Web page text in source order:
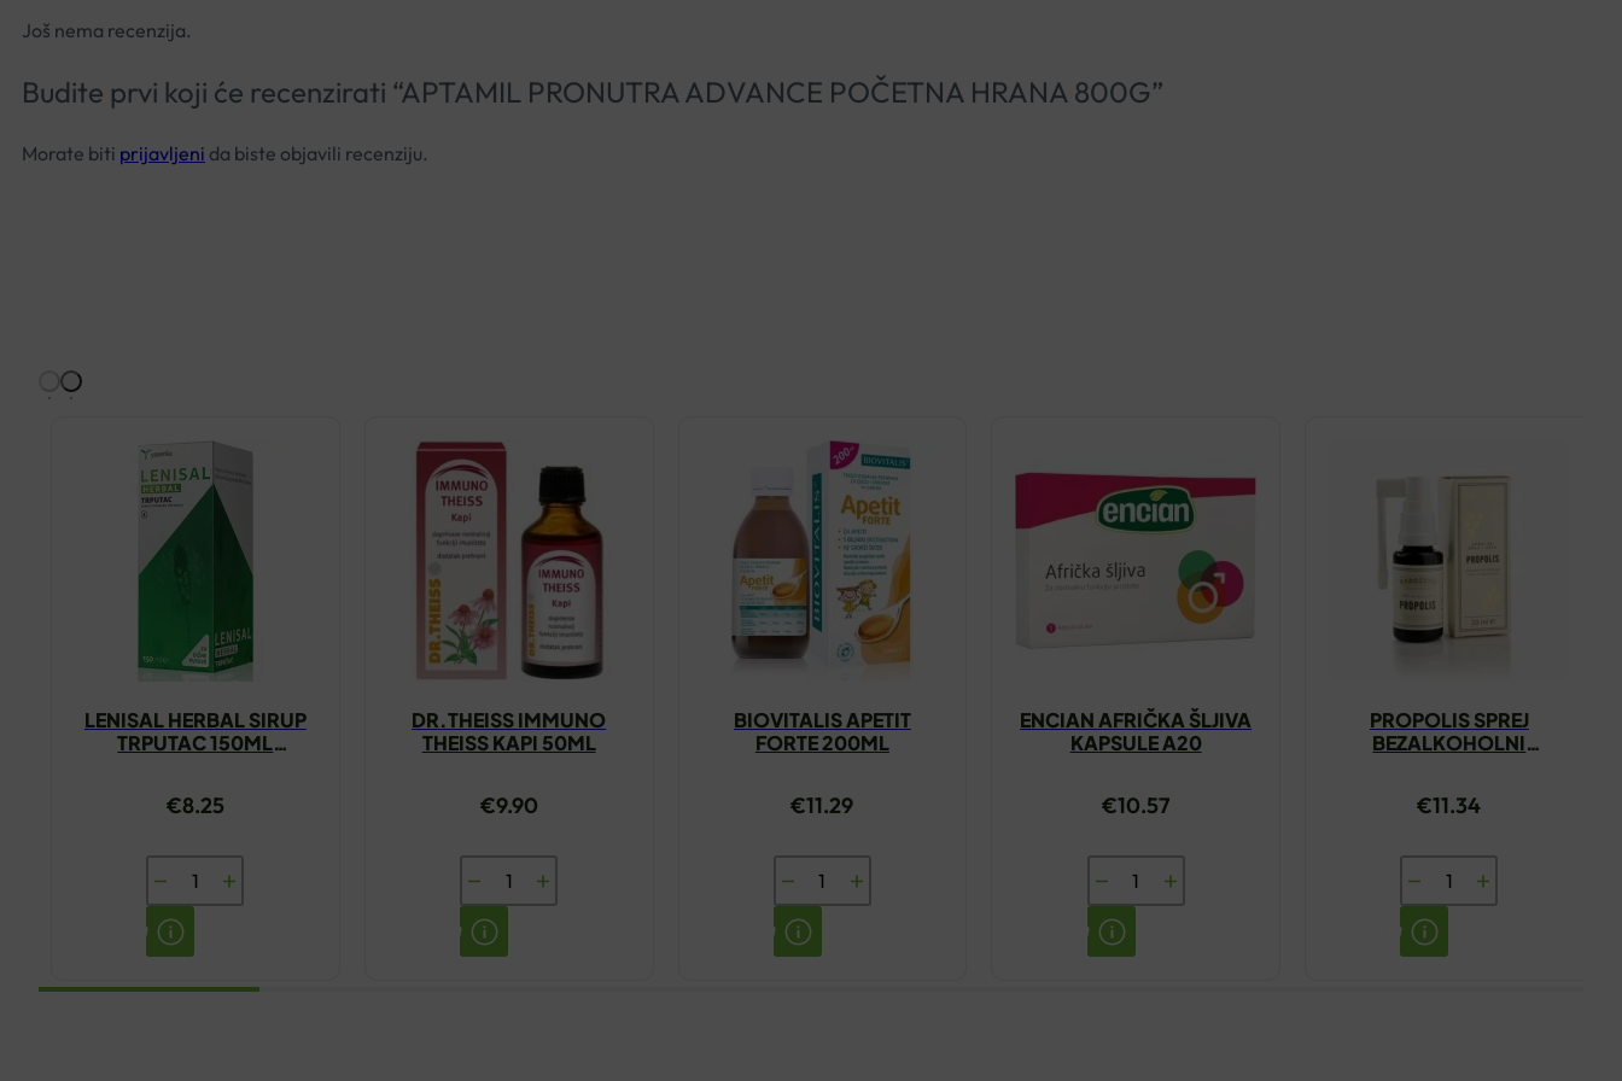
Još nema recenzija.
Budite prvi koji će recenzirati “APTAMIL PRONUTRA ADVANCE POČETNA HRANA 800G”
Morate biti prijavljeni da biste objavili recenziju.
LENISAL HERBAL SIRUP
TRPUTAC 150ML
€8.25
LENISAL
HERBAL
SIRUP
TRPUTAC
DR.THEISS IMMUNO
THEISS KAPI 50ML
€9.90
DR.THEISS
IMMUNO
THEISS
BIOVITALIS APETIT
FORTE 200ML
€11.29
BIOVITALIS
APETIT
FORTE
ENCIAN AFRIČKA ŠLJIVA
KAPSULE A20
€10.57
ENCIAN
AFRIČKA
ŠLJIVA
PROPOLIS SPREJ
BEZALKOHOLNI
€11.34
PROPOLIS
SPREJ
BEZALKOHOLNI